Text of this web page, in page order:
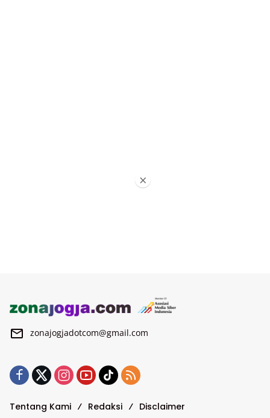
zonajogjadotcom@gmail.com
Tentang Kami Redaksi Disclaimer
×